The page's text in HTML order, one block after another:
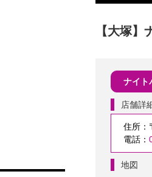
【大塚
ナイト
店舗詳
住所：
電話：
地図